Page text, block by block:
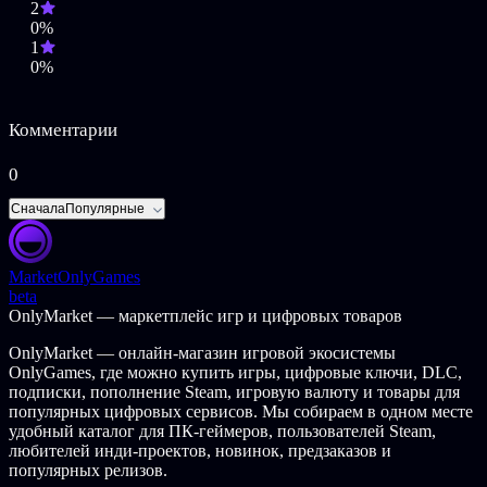
Система реального времени – ключевые сюжетные
моменты происходят в определённых местах вне
зависимости от того, где находится Фрэнк. Не
пропустите важные события!
тем больше награда за него.
Раскройте тайну – почему же все жители города стали
зомби?
Дополнительные функции:
Система сохранения – ячеек для сохранения данных
стало 5.
Поддержка контроллеров – в игру можно играть на
контроллерах от Xbox 360/Xbox One и Playstation
DualShock 4, для кнопок которых имеются
соответствующие значки.
Настройки разрешения – 4K и выше.
Переменная частота кадров – не ограничена, поддержка
мониторов с технологией Nvidia G-SYNC на 144 Гц.
Можно менять настройки клавиатуры и мыши.
Игра переведена на русский.
2
0%
1
0%
Комментарии
0
СначалаПопулярные
MarketOnlyGames
beta
OnlyMarket — маркетплейс игр и цифровых товаров
OnlyMarket — онлайн-магазин игровой экосистемы
OnlyGames, где можно купить игры, цифровые ключи, DLC,
подписки, пополнение Steam, игровую валюту и товары для
популярных цифровых сервисов. Мы собираем в одном месте
удобный каталог для ПК-геймеров, пользователей Steam,
любителей инди-проектов, новинок, предзаказов и
популярных релизов.